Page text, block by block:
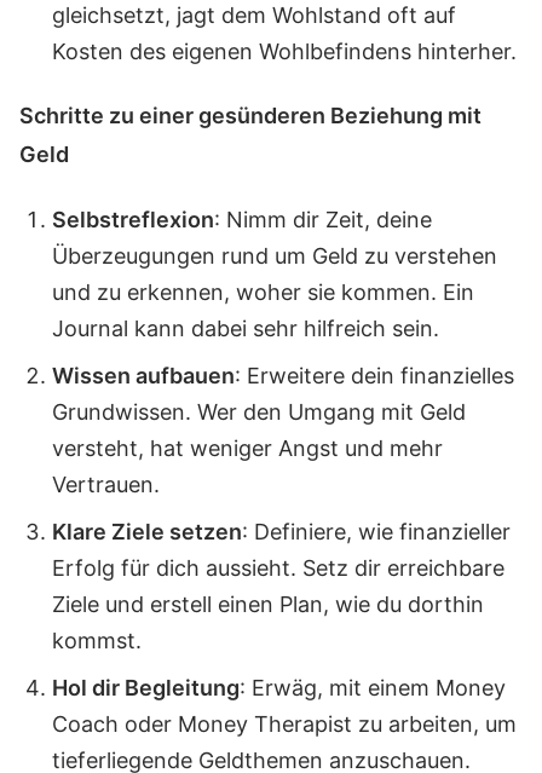
gleichsetzt, jagt dem Wohlstand oft auf
Kosten des eigenen Wohlbefindens hinterher.
Schritte zu einer gesünderen Beziehung mit
Geld
Selbstreflexion: Nimm dir Zeit, deine
Überzeugungen rund um Geld zu verstehen
und zu erkennen, woher sie kommen. Ein
Journal kann dabei sehr hilfreich sein.
Wissen aufbauen: Erweitere dein finanzielles
Grundwissen. Wer den Umgang mit Geld
versteht, hat weniger Angst und mehr
Vertrauen.
Klare Ziele setzen: Definiere, wie finanzieller
Erfolg für dich aussieht. Setz dir erreichbare
Ziele und erstell einen Plan, wie du dorthin
kommst.
Hol dir Begleitung: Erwäg, mit einem Money
Coach oder Money Therapist zu arbeiten, um
tieferliegende Geldthemen anzuschauen.